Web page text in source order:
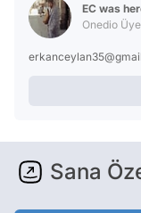
EC was
Onedio
Sana